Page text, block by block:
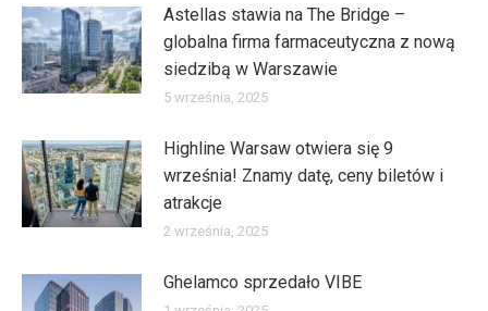
Astellas stawia na The Bridge –
globalna firma farmaceutyczna z nową
siedzibą w Warszawie
5 września, 2025
Highline Warsaw otwiera się 9
września! Znamy datę, ceny biletów i
atrakcje
2 września, 2025
Ghelamco sprzedało VIBE